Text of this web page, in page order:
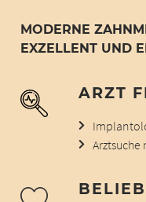
MODERNE
EXZELLENT UND
ARZT
Arztsuche